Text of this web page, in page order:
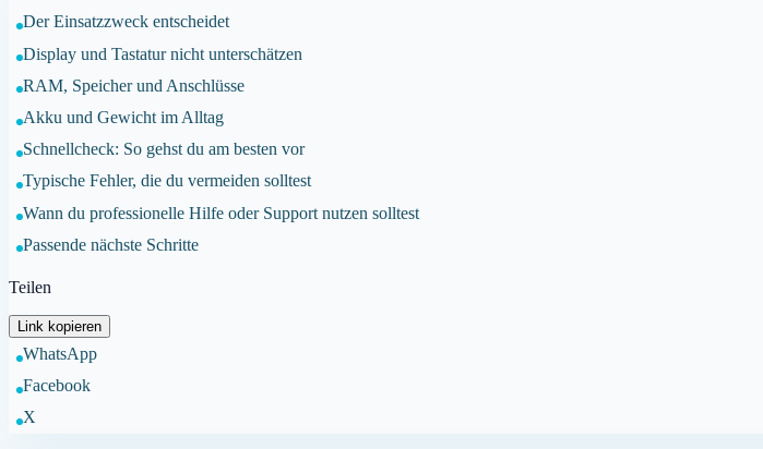
Der Einsatzzweck entscheidet
Display und Tastatur nicht unterschätzen
RAM, Speicher und Anschlüsse
Akku und Gewicht im Alltag
Schnellcheck: So gehst du am besten vor
Typische Fehler, die du vermeiden solltest
Wann du professionelle Hilfe oder Support nutzen solltest
Passende nächste Schritte
Teilen
Link kopieren
WhatsApp
Facebook
X